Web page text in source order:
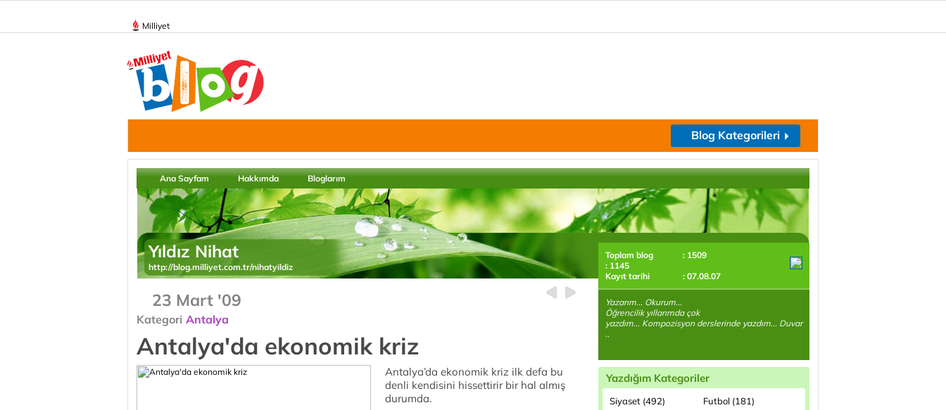
Milliyet
Blog Kategorileri
Ana Sayfam Hakkımda Bloglarım
Yıldız Nihat
http://blog.milliyet.com.tr/nihatyildiz
23 Mart '09
Kategori Antalya
Antalya'da ekonomik kriz
Antalya’da ekonomik kriz ilk defa bu
denli kendisini hissettirir bir hal almış
durumda.
Toplam blog
: 1509
: 1145
Kayıt tarihi
: 07.08.07
Yazarım... Okurum...
Öğrencilik yıllarımda çok
yazdım... Kompozisyon derslerinde yazdım... Duvar
..
Yazdığım Kategoriler
Siyaset (492)
Futbol (181)